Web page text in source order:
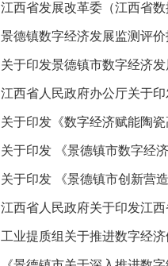
江西省发展改革委（江西省
景德镇数字经济发展监测评价
关于印发景德镇市数字经济
江西省人民政府办公厅关于
关于印发《数字经济赋能陶
关于印发 《景德镇市数字经
关于印发 《景德镇市创新营
江西省人民政府关于印发江
工业提质组关于推进数字经